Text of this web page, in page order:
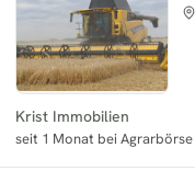
Krist Immobilien
seit 1 Monat bei Agrarbörse